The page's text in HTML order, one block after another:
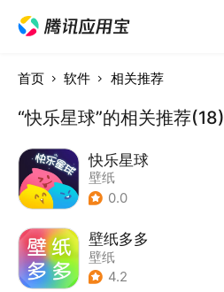
首页 软件 相关推荐
“快乐星球”的相关推荐(18)
快乐星球
壁纸
0.0
壁纸多多
壁纸
4.2